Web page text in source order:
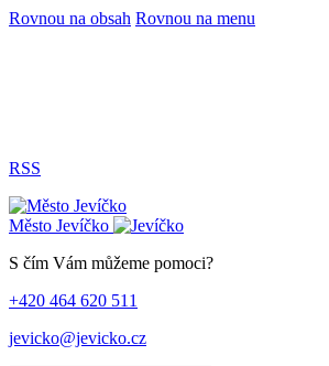
Rovnou na obsah Rovnou na menu
RSS
Město Jevíčko
S čím Vám můžeme pomoci?
+420 464 620 511
jevicko@jevicko.cz